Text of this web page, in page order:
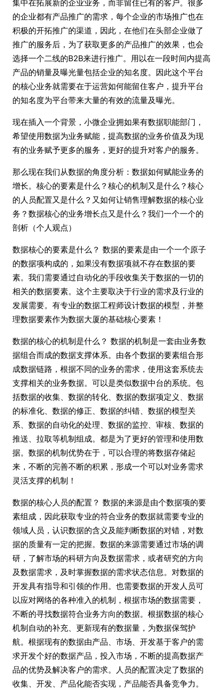
集中在拓展新的企业业务，而非留住已有的客户。很多
的企业都有产品推广的需求，每个企业的市场推广也在
积极的开拓推广的渠道，因此，在他们在头部企业做了
推广的服务后，为了获取更多的产品推广的效果，也会
选择一个二线的B2B来进行推广。用以在一段时间内提高
产品的销量及曝光量包括企业的知名度。因此这个平台
的核心业务就需要在于运营如何能留住客户，提升平台
的知名度为平台带来大量的有效的流量及曝光。
现在插入一个背景，小微企业拥如果有数据职能部门，
希望使用数据为业务赋能，提高数据的业务价值及为现
有的业务赋予更多的服务，更好的提升对客户的服务。
那么现在我们从数据的角度分析：数据如何赋能业务的
增长。核心的要素是什么？核心的机制又是什么？核心
的人员配置又是什么？又如何让销售理解数据的核心业
务？数据核心的业务增长点又是什么？我们一个一个的
剖析（个人观点）
数据核心的要素是什么？ 数据的要素是由一个一个原子
的数据项构成的，如果没有数据项就不存在数据的要
素。我们需要通过自动化的手段收集关于数据的一切的
相关的数据要素。这个主要取决于行业的需求及行业的
发展需要。有专业的数据工程师设计数据的模型，并整
理数据要素作为数据大厦的基础核心要素！
数据的核心的机制是什么？ 数据的机制是一套由业务数
据组合而成的数据支撑体系。由各个数据的要素组合形
成数据链路，根据不同的业务的需求，使用这套系统去
支撑相关的业务数据。可以是类似数据中台的系统。包
括数据的收集、数据的转化、数据的数据项定义、数据
的标准化、数据的修正、数据的纠错、数据的模型关
系、数据的自动化的处理、数据的监控、审核、数据的
推送、拉取等机制组成。都是为了更好的管理和使用数
据。数据的机制优势在于，可以合理的将数据存储起
来，不断的完善不断的积累，形成一个可以对业务需求
灵活支撑的机制！
数据的核心人员的配置？ 数据的来源是由个数据项的要
素组成，因此获取专业的符合业务的数据就需要专业的
领域人员，认识数据的含义及能判断数据的对错，对数
据的质量有一定的把握。数据的来源需要通过市场的调
研，了解市场的科研方向及数据需求，或者研究的方向
及数据需求，及时掌握数据的需求状态信息。对数据的
开发具有指导和引领的作用。也需要数据的开发人员可
以应对网络的各种准入的机制，根据市场的数据需要，
不断的寻找数据符合业务方向的数据。根据数据的核心
机制自动的补充、更新现有的数据量，为数据保驾护
航。根据现有的数据由产品、市场、开发基于客户的需
求开发个好的数据产品，投入市场，不断的提高数据产
品的优势及解决客户的需求。人员的配置决定了数据的
收集、开发、产品化能否实现，产品能否具备竞争力。